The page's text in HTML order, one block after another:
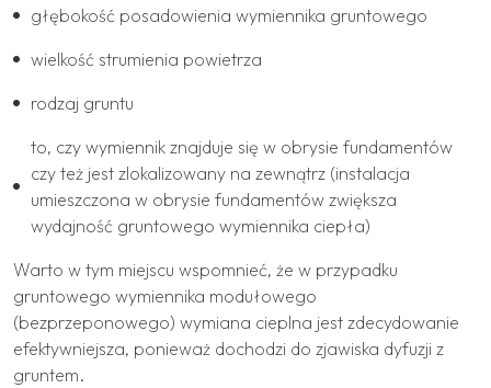
głębokość posadowienia wymiennika gruntowego
wielkość strumienia powietrza
rodzaj gruntu
to, czy wymiennik znajduje się w obrysie fundamentów
czy też jest zlokalizowany na zewnątrz (instalacja
umieszczona w obrysie fundamentów zwiększa
wydajność gruntowego wymiennika ciepła)
Warto w tym miejscu wspomnieć, że w przypadku
gruntowego wymiennika modułowego
(bezprzeponowego) wymiana cieplna jest zdecydowanie
efektywniejsza, ponieważ dochodzi do zjawiska dyfuzji z
gruntem.